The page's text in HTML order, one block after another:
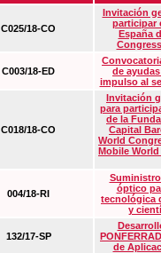
C025/18-CO
Invitación
participar
España
C003/18-ED
de
impulso al
C018/18-CO
Invitación
para
de la
Capital
World
Mobile
004/18-RI
óptico
tecnológica
y
132/17-SP
de